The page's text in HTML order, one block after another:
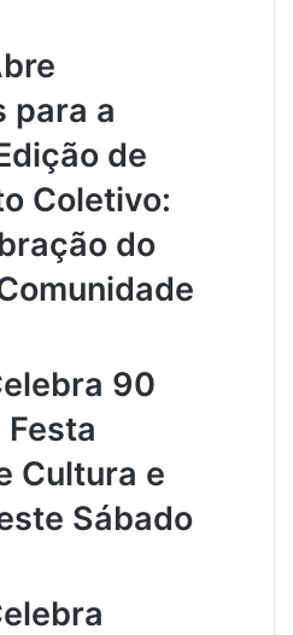
para a
de
Coletivo:
do
90
Cultura e
Sábado